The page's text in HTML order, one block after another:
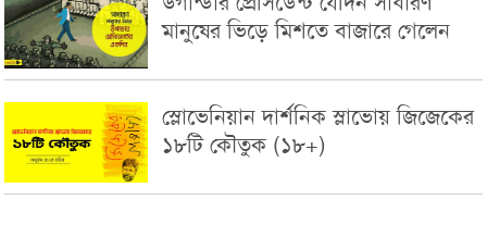
মানুষের ভিড়ে মিশতে বাজারে গেলেন
স্লোভেনিয়ান দার্শনিক স্লাভোয় জিজেকের
১৮টি কৌতুক (১৮+)